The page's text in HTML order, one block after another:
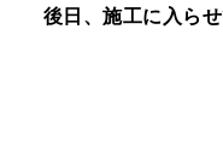
後日、施工に入ら